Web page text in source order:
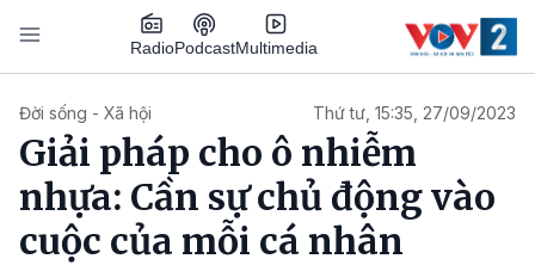
Nhảy đến nội dung
RadioPodcastMultimedia
Đời sống - Xã hội Thứ tư, 15:35, 27/09/2023
Giải pháp cho ô nhiễm
nhựa: Cần sự chủ động vào
cuộc của mỗi cá nhân